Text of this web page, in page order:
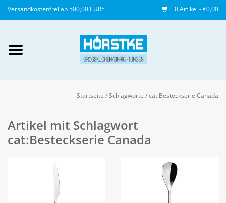
Versandkostenfrei ab 500,00 EUR* 0 Artikel - €0,00
anlegen
NEU
Startseite /Schlagworte /cat:Besteckserie Canada
Artikel mit Schlagwort
cat:Besteckserie Canada